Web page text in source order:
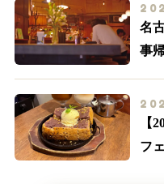
名
事
【
フ